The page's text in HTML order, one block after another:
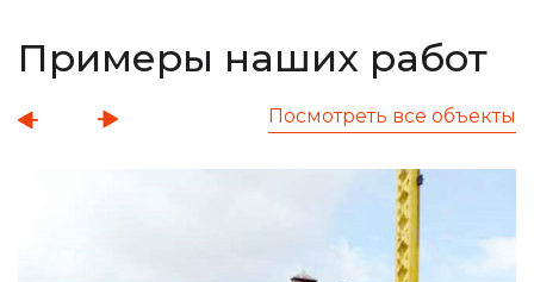
Примеры наших работ
Посмотреть все объекты